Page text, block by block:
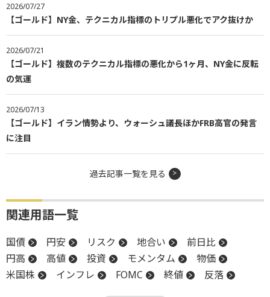
2026/07/27
【ゴールド】NY金、テクニカル指標のトリプル悪化でアク抜けか
2026/07/21
【ゴールド】複数のテクニカル指標の悪化から1ヶ月、NY金に反転
の気運
2026/07/13
【ゴールド】イラン情勢より、ウォーシュ議長ほかFRB高官の発言
に注目
過去記事一覧を見る
関連用語一覧
国債 円安 リスク 地合い
前日比
円高
高値 投資 モメンタム
物価
米国株
インフレ FOMC 終値
反落